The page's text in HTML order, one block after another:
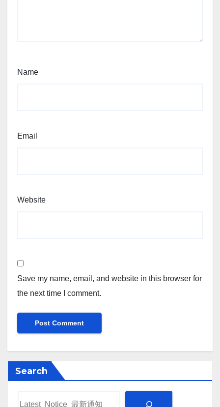
Name
Email
Website
Save my name, email, and website in this browser for
the next time I comment.
Search